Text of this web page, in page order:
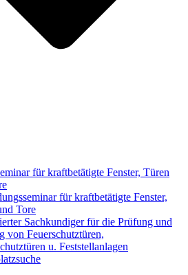
für kraftbetätigte Fenster, Türen
für kraftbetätigte Fenster,
Tore
Sachkundiger für die Prüfung und
von Feuerschutztüren,
u. Feststellanlagen